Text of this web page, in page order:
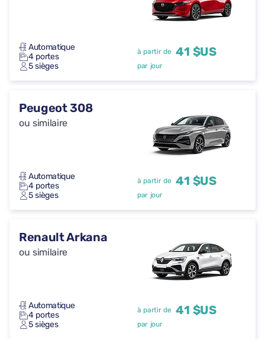
Automatique
4 portes
5 sièges
à partir de 41 $US
par jour
Peugeot 308
ou similaire
Automatique
4 portes
5 sièges
à partir de 41 $US
par jour
Renault Arkana
ou similaire
Automatique
4 portes
5 sièges
à partir de 41 $US
par jour